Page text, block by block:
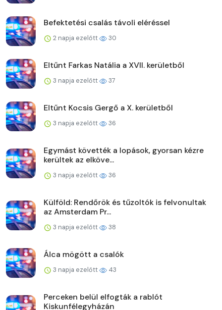
Befektetési csalás távoli eléréssel
2 napja ezelőtt 30
Eltűnt Farkas Natália a XVII. kerületből
3 napja ezelőtt 37
Eltűnt Kocsis Gergő a X. kerületből
3 napja ezelőtt 36
Egymást követték a lopások, gyorsan kézre
kerültek az elköve...
3 napja ezelőtt 36
Külföld: Rendőrök és tűzoltók is felvonultak
az Amsterdam Pr...
3 napja ezelőtt 38
Álca mögött a csalók
3 napja ezelőtt 43
Perceken belül elfogták a rablót
Kiskunfélegyházán